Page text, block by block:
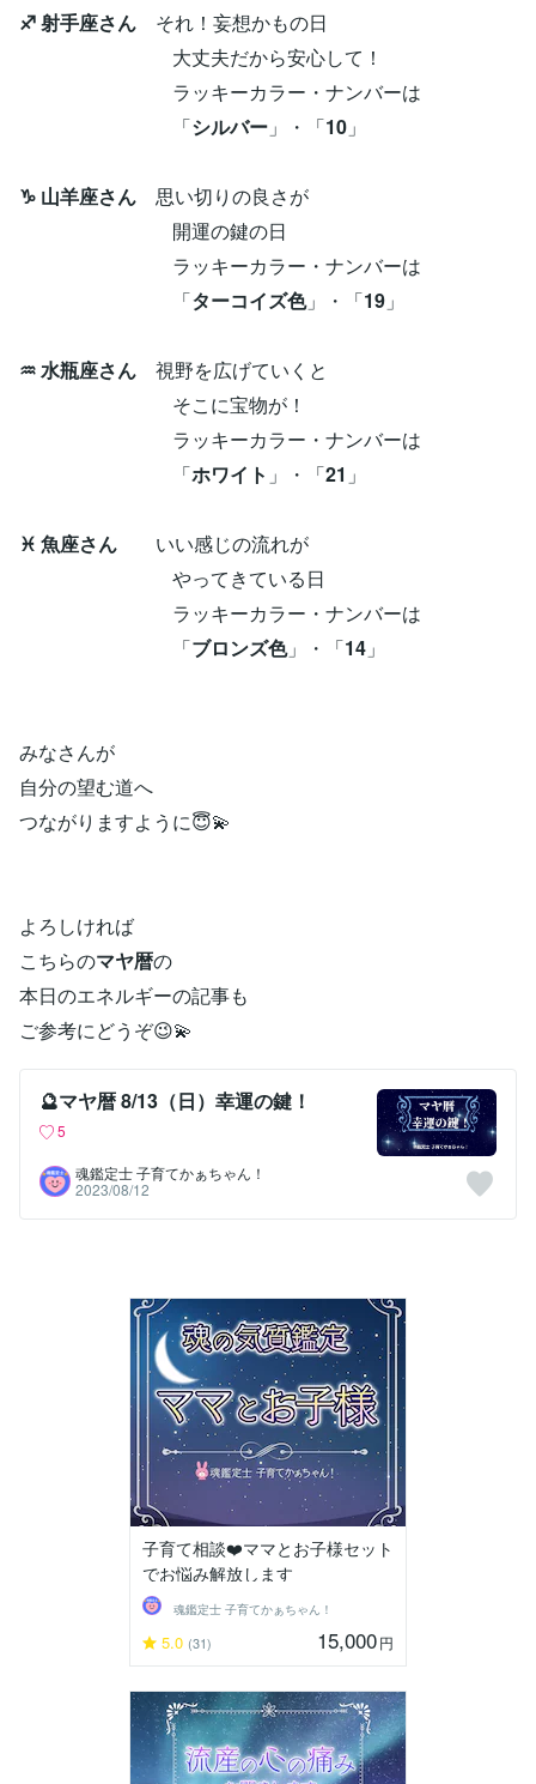
♐ 射手座さん それ！妄想かもの日
大丈夫だから安心して！
ラッキーカラー・ナンバーは
「シルバー 」・「10 」
♑ 山羊座さん 思い切りの良さが
開運の鍵の日
ラッキーカラー・ナンバーは
「ターコイズ色」・「19 」
♒ 水瓶座さん 視野を広げていくと
そこに宝物が！
ラッキーカラー・ナンバーは
「ホワイト 」・「21 」
♓ 魚座さん いい感じの流れが
やってきている日
ラッキーカラー・ナンバーは
「ブロンズ色」・「14 」
みなさんが
自分の望む道へ
つながりますように😇💫
よろしければ
こちらのマヤ暦の
本日のエネルギーの記事も
ご参考にどうぞ😉💫
🔮マヤ暦 8/13（日）幸運の鍵！
5
魂鑑定士 子育てかぁちゃん！
2023/08/12
子育て相談❤️ママとお子様セット
でお悩み解放します
魂鑑定士 子育てかぁちゃん！
5.0 (31) 15,000円